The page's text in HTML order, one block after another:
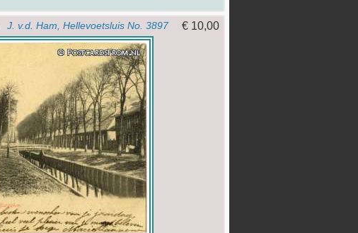
J. v.d. Ham, Hellevoetsluis No. 3897 € 10,00